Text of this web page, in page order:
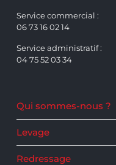
Service commercial :
06 73 16 02 14
Service administratif :
04 75 52 03 34
Qui sommes-nous ?
Levage
Redressage